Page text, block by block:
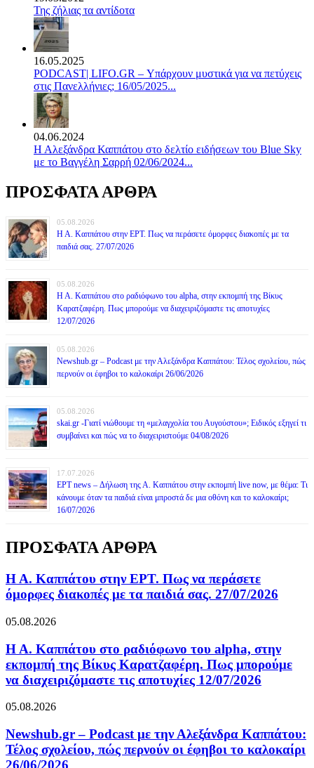
Της ζήλιας τα αντίδοτα
16.05.2025
PODCAST| LIFO.GR – Υπάρχουν μυστικά για να πετύχεις
στις Πανελλήνιες; 16/05/2025...
04.06.2024
Η Αλεξάνδρα Καππάτου στο δελτίο ειδήσεων του Blue Sky
με το Βαγγέλη Σαρρή 02/06/2024...
ΠΡΟΣΦΑΤΑ ΑΡΘΡΑ
05.08.2026
Η Α. Καππάτου στην ΕΡΤ. Πως να περάσετε όμορφες διακοπές με τα
παιδιά σας. 27/07/2026
05.08.2026
Η Α. Καππάτου στο ραδιόφωνο του alpha, στην εκπομπή της Βίκυς
Καρατζαφέρη. Πως μπορούμε να διαχειριζόμαστε τις αποτυχίες
12/07/2026
05.08.2026
Newshub.gr – Podcast με την Αλεξάνδρα Καππάτου: Τέλος σχολείου, πώς
περνούν οι έφηβοι το καλοκαίρι 26/06/2026
05.08.2026
skai.gr -Γιατί νιώθουμε τη «μελαγχολία του Αυγούστου»; Ειδικός εξηγεί τι
συμβαίνει και πώς να το διαχειριστούμε 04/08/2026
17.07.2026
ΕΡΤ news – Δήλωση της Α. Καππάτου στην εκπομπή live now, με θέμα: Τι
κάνουμε όταν τα παιδιά είναι μπροστά δε μια οθόνη και το καλοκαίρι;
16/07/2026
ΠΡΟΣΦΑΤΑ ΑΡΘΡΑ
Η Α. Καππάτου στην ΕΡΤ. Πως να περάσετε
όμορφες διακοπές με τα παιδιά σας. 27/07/2026
05.08.2026
Η Α. Καππάτου στο ραδιόφωνο του alpha, στην
εκπομπή της Βίκυς Καρατζαφέρη. Πως μπορούμε
να διαχειριζόμαστε τις αποτυχίες 12/07/2026
05.08.2026
Newshub.gr – Podcast με την Αλεξάνδρα Καππάτου:
Τέλος σχολείου, πώς περνούν οι έφηβοι το καλοκαίρι
26/06/2026